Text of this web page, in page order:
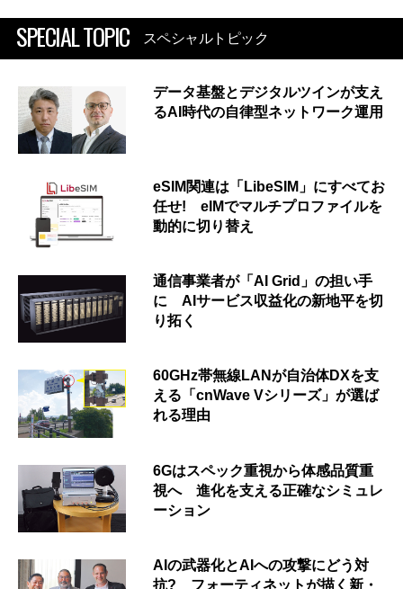
SPECIAL TOPIC スペシャルトピック
データ基盤とデジタルツインが支え
るAI時代の自律型ネットワーク運用
eSIM関連は「LibeSIM」にすべてお
任せ! eIMでマルチプロファイルを
動的に切り替え
通信事業者が「AI Grid」の担い手
に AIサービス収益化の新地平を切
り拓く
60GHz帯無線LANが自治体DXを支
える「cnWave Vシリーズ」が選ば
れる理由
6Gはスペック重視から体感品質重
視へ 進化を支える正確なシミュレ
ーション
AIの武器化とAIへの攻撃にどう対
抗? フォーティネットが描く新・